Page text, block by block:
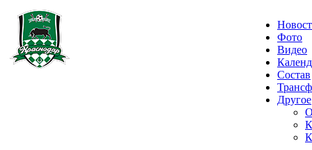
Фото
Видео
Состав
Другое